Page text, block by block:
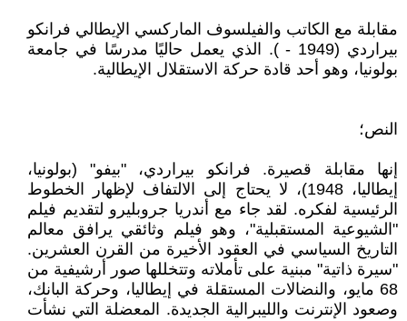
مقابلة مع الكاتب والفيلسوف الماركسي الإيطالي فرانكو
بيراردي (1949 - ). الذي يعمل حاليًا مدرسًا في جامعة
بولونيا، وهو أحد قادة حركة الاستقلال الإيطالية.
النص؛
إنها مقابلة قصيرة. فرانكو بيراردي، "بيفو" (بولونيا،
إيطاليا، 1948)، لا يحتاج إلى الالتفاف لإظهار الخطوط
الرئيسية لفكره. لقد جاء مع أندريا جروبليرو لتقديم فيلم
"الشيوعية المستقبلية"، وهو فيلم وثائقي يرافق معالم
التاريخ السياسي في العقود الأخيرة من القرن العشرين.
"سيرة ذاتية" مبنية على تأملاته وتتخللها صور أرشيفية من
68 مايو، والنضالات المستقلة في إيطاليا، وحركة البانك،
وصعود الإنترنت والليبرالية الجديدة. المعضلة التي نشأت